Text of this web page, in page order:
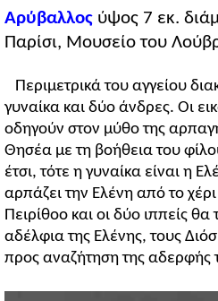
Αρύβαλλος ύψος 7 εκ.
Παρίσι, Μουσείο του
Περιμετρικά του αγγείου
γυναίκα και δύο άνδρες. Οι
οδηγούν στον μύθο της
Θησέα με τη βοήθεια του
έτσι, τότε η γυναίκα είναι η
αρπάζει την Ελένη από το
Πειρίθοο και οι δύο ιππείς θα
αδέλφια της Ελένης, τους
προς αναζήτηση της αδερφής